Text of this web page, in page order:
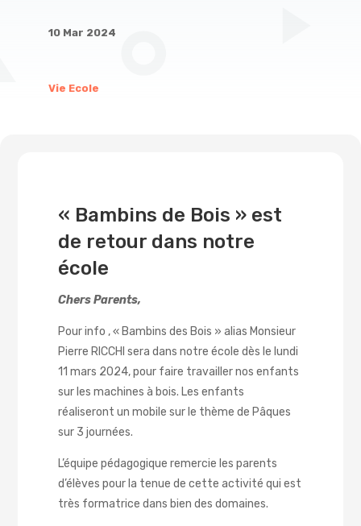
10 Mar 2024
Vie Ecole
« Bambins de Bois » est
de retour dans notre
école
Chers Parents,
Pour info , « Bambins des Bois » alias Monsieur
Pierre RICCHI sera dans notre école dès le lundi
11 mars 2024, pour faire travailler nos enfants
sur les machines à bois. Les enfants
réaliseront un mobile sur le thème de Pâques
sur 3 journées.
L’équipe pédagogique remercie les parents
d’élèves pour la tenue de cette activité qui est
très formatrice dans bien des domaines.